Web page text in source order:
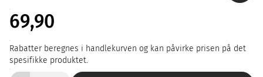
69,90
Rabatter beregnes i handlekurven og kan påvirke prisen på det
spesifikke produktet.